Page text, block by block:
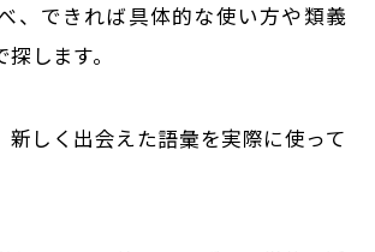
、できれば具体的な使い方や類義
します。
新しく出会えた語彙を実際に使って